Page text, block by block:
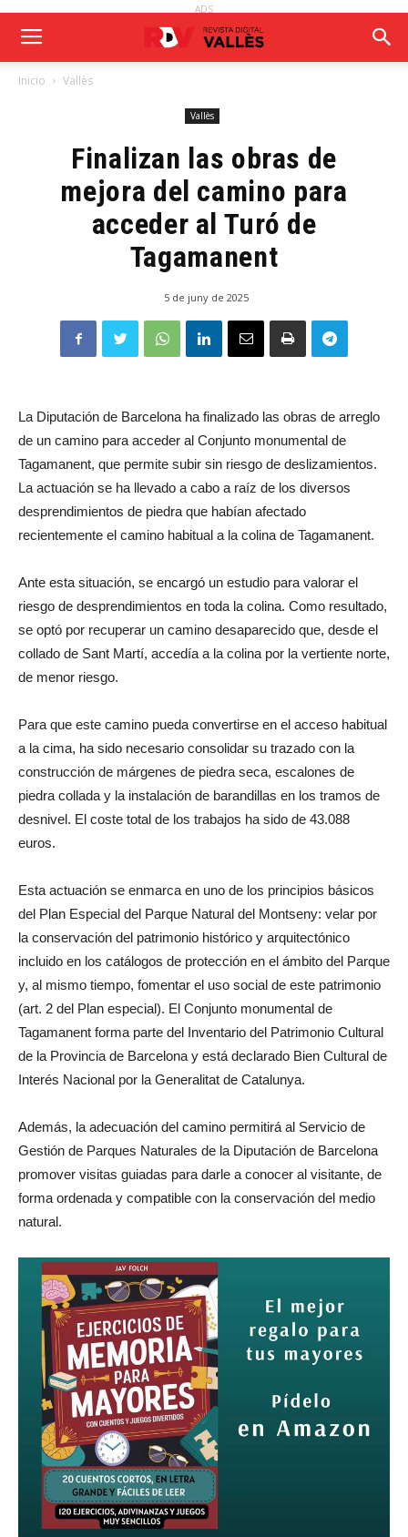
ADS
Inicio Vallès
Vallès
Finalizan las obras de
mejora del camino para
acceder al Turó de
Tagamanent
5 de juny de 2025
La Diputación de Barcelona ha finalizado las obras de arreglo
de un camino para acceder al Conjunto monumental de
Tagamanent, que permite subir sin riesgo de deslizamientos.
La actuación se ha llevado a cabo a raíz de los diversos
desprendimientos de piedra que habían afectado
recientemente el camino habitual a la colina de Tagamanent.
Ante esta situación, se encargó un estudio para valorar el
riesgo de desprendimientos en toda la colina. Como resultado,
se optó por recuperar un camino desaparecido que, desde el
collado de Sant Martí, accedía a la colina por la vertiente norte,
de menor riesgo.
Para que este camino pueda convertirse en el acceso habitual
a la cima, ha sido necesario consolidar su trazado con la
construcción de márgenes de piedra seca, escalones de
piedra collada y la instalación de barandillas en los tramos de
desnivel. El coste total de los trabajos ha sido de 43.088
euros.
Esta actuación se enmarca en uno de los principios básicos
del Plan Especial del Parque Natural del Montseny: velar por
la conservación del patrimonio histórico y arquitectónico
incluido en los catálogos de protección en el ámbito del Parque
y, al mismo tiempo, fomentar el uso social de este patrimonio
(art. 2 del Plan especial). El Conjunto monumental de
Tagamanent forma parte del Inventario del Patrimonio Cultural
de la Provincia de Barcelona y está declarado Bien Cultural de
Interés Nacional por la Generalitat de Catalunya.
Además, la adecuación del camino permitirá al Servicio de
Gestión de Parques Naturales de la Diputación de Barcelona
promover visitas guiadas para darle a conocer al visitante, de
forma ordenada y compatible con la conservación del medio
natural.